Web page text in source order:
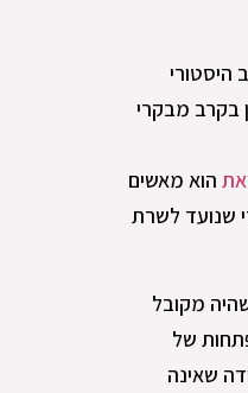
היסטורי
בקרב מבקרי
הוא מאשים
שנועד לשרת
מקובל
של
שאינה